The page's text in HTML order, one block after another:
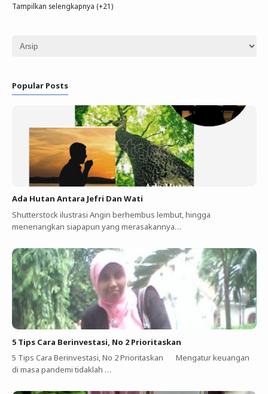
Tampilkan selengkapnya (+21)
Popular Posts
Ada Hutan Antara Jefri Dan Wati
Shutterstock ilustrasi Angin berhembus lembut, hingga
menenangkan siapapun yang merasakannya…
5 Tips Cara Berinvestasi, No 2 Prioritaskan
5 Tips Cara Berinvestasi, No 2 Prioritaskan Mengatur keuangan
di masa pandemi tidaklah …